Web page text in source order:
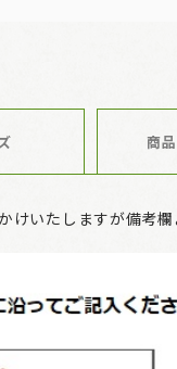
商
けいたしますが備考欄